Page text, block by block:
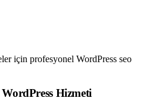
için profesyonel WordPress seo
Hizmeti